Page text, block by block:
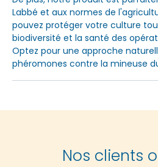
Labbé et aux normes de
pouvez protéger votre culture
biodiversité et la santé des
Optez pour une approche
phéromones contre la mineuse
Nos clients